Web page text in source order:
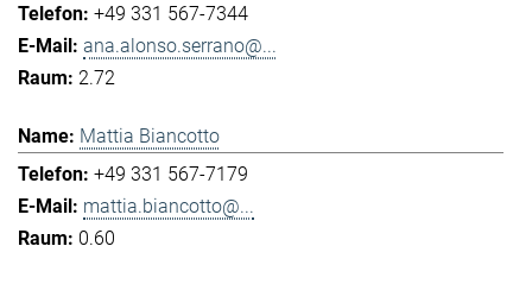
+49 331 567-7344
ana.alonso.serrano@...
2.72
Mattia Biancotto
+49 331 567-7179
mattia.biancotto@...
0.60